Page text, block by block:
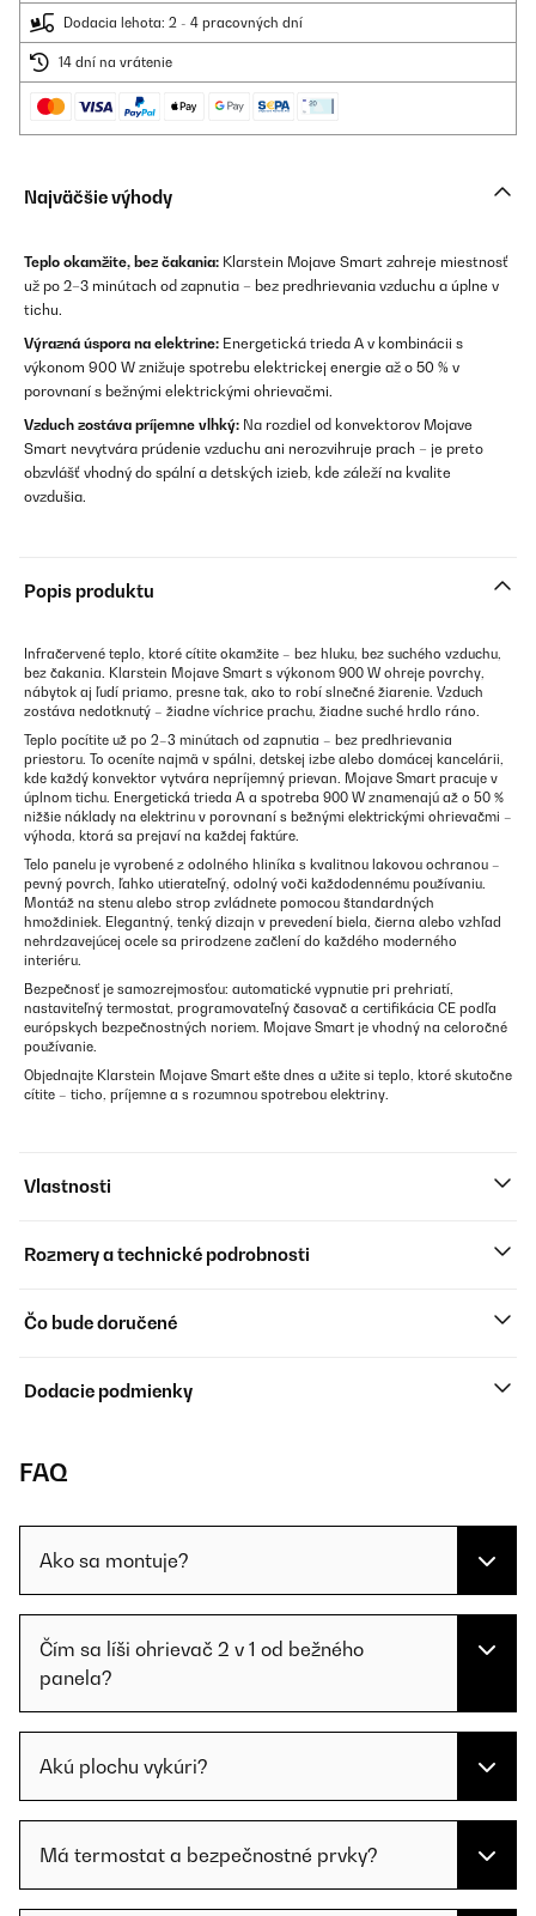
Dodacia lehota: 2 - 4 pracovných dní
14 dní na vrátenie
Najväčšie výhody
Teplo okamžite, bez čakania: Klarstein Mojave Smart zahreje miestnosť
už po 2–3 minútach od zapnutia – bez predhrievania vzduchu a úplne v
tichu.
Výrazná úspora na elektrine: Energetická trieda A v kombinácii s
výkonom 900 W znižuje spotrebu elektrickej energie až o 50 % v
porovnaní s bežnými elektrickými ohrievačmi.
Vzduch zostáva príjemne vlhký: Na rozdiel od konvektorov Mojave
Smart nevytvára prúdenie vzduchu ani nerozvihruje prach – je preto
obzvlášť vhodný do spální a detských izieb, kde záleží na kvalite
ovzdušia.
Popis produktu
Infračervené teplo, ktoré cítite okamžite – bez hluku, bez suchého vzduchu,
bez čakania. Klarstein Mojave Smart s výkonom 900 W ohreje povrchy,
nábytok aj ľudí priamo, presne tak, ako to robí slnečné žiarenie. Vzduch
zostáva nedotknutý – žiadne víchrice prachu, žiadne suché hrdlo ráno.
Teplo pocítite už po 2–3 minútach od zapnutia – bez predhrievania
priestoru. To oceníte najmä v spálni, detskej izbe alebo domácej kancelárii,
kde každý konvektor vytvára nepríjemný prievan. Mojave Smart pracuje v
úplnom tichu. Energetická trieda A a spotreba 900 W znamenajú až o 50 %
nižšie náklady na elektrinu v porovnaní s bežnými elektrickými ohrievačmi –
výhoda, ktorá sa prejaví na každej faktúre.
Telo panelu je vyrobené z odolného hliníka s kvalitnou lakovou ochranou –
pevný povrch, ľahko utierateľný, odolný voči každodennému používaniu.
Montáž na stenu alebo strop zvládnete pomocou štandardných
hmoždiniek. Elegantný, tenký dizajn v prevedení biela, čierna alebo vzhľad
nehrdzavejúcej ocele sa prirodzene začlení do každého moderného
interiéru.
Bezpečnosť je samozrejmosťou: automatické vypnutie pri prehriatí,
nastaviteľný termostat, programovateľný časovač a certifikácia CE podľa
európskych bezpečnostných noriem. Mojave Smart je vhodný na celoročné
používanie.
Objednajte Klarstein Mojave Smart ešte dnes a užite si teplo, ktoré skutočne
cítite – ticho, príjemne a s rozumnou spotrebou elektriny.
Vlastnosti
Rozmery a technické podrobnosti
Čo bude doručené
Dodacie podmienky
FAQ
Ako sa montuje?
Čím sa líši ohrievač 2 v 1 od bežného
panela?
Akú plochu vykúri?
Má termostat a bezpečnostné prvky?